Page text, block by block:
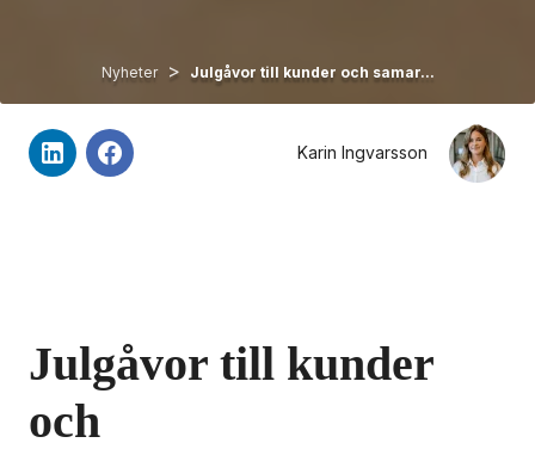
Nyheter > Julgåvor till kunder och samar...
Karin Ingvarsson
Julgåvor till kunder
och